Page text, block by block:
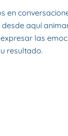
en
aquí
las
resultado.